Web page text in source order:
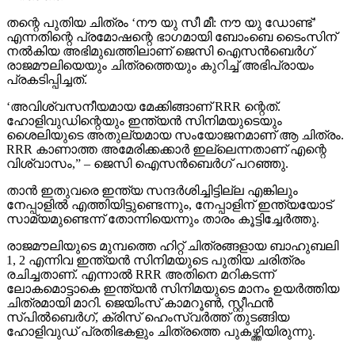
തന്റെ പുതിയ ചിത്രം ‘നൗ യു സീ മീ: നൗ യു ഡോണ്ട്’
എന്നതിന്റെ പ്രമോഷന്റെ ഭാഗമായി ബോംബെ ടൈംസിന്
നല്‍കിയ അഭിമുഖത്തിലാണ് ജെസി ഐസന്‍ബെര്‍ഗ്
രാജമൗലിയെയും ചിത്രത്തെയും കുറിച്ച് അഭിപ്രായം
പ്രകടിപ്പിച്ചത്.
‘അവിശ്വസനീയമായ മേക്കിങ്ങാണ് RRR ന്റെത്.
ഹോളിവുഡിന്റെയും ഇന്ത്യന്‍ സിനിമയുടെയും
ശൈലിയുടെ അതുല്യമായ സംയോജനമാണ് ആ ചിത്രം.
RRR കാണാത്ത അമേരിക്കക്കാര്‍ ഇല്ലെന്നതാണ് എന്റെ
വിശ്വാസം,” – ജെസി ഐസന്‍ബെര്‍ഗ് പറഞ്ഞു.
താന്‍ ഇതുവരെ ഇന്ത്യ സന്ദര്‍ശിച്ചിട്ടില്ല എങ്കിലും
നേപ്പാളില്‍ എത്തിയിട്ടുണ്ടെന്നും, നേപ്പാളിന് ഇന്ത്യയോട്
സാമ്യമുണ്ടെന്ന് തോന്നിയെന്നും താരം കൂട്ടിച്ചേര്‍ത്തു.
രാജമൗലിയുടെ മുമ്പത്തെ ഹിറ്റ് ചിത്രങ്ങളായ ബാഹുബലി
1, 2 എന്നിവ ഇന്ത്യന്‍ സിനിമയുടെ പുതിയ ചരിത്രം
രചിച്ചതാണ്. എന്നാല്‍ RRR അതിനെ മറികടന്ന്
ലോകമൊട്ടാകെ ഇന്ത്യന്‍ സിനിമയുടെ മാനം ഉയര്‍ത്തിയ
ചിത്രമായി മാറി. ജെയിംസ് കാമറൂണ്‍, സ്റ്റീഫന്‍
സ്പില്‍ബെര്‍ഗ്, ക്രിസ് ഹെംസ്വര്‍ത്ത് തുടങ്ങിയ
ഹോളിവുഡ് പ്രതിഭകളും ചിത്രത്തെ പുകഴ്ത്തിയിരുന്നു.